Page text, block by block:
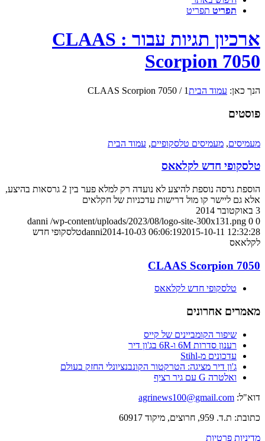
תפריט תפריט
ארכיון תגיות עבור : CLAAS
Scorpion 7050
הנך כאן: עמוד הבית1
/
CLAAS Scorpion 7050
פוסטים
מעמיסים, מעמיסים טלסקופיים, עמוד הבית
טלסקופי חדש לקלאאס
הוספת גרסה נוספת להיצע לא נועדה רק למלא פער בין 2 גרסאות בהיצע,
אלא גם ליישר קו מול דרישות עדכניות של חקלאים
3 באוקטובר 2014
0
0
danni /wp-content/uploads/2023/08/logo-site-300x131.png
danni2014-10-03 06:06:192015-10-11 12:32:28
טלסקופי חדש
לקלאאס
CLAAS Scorpion 7050
טלסקופי חדש לקלאאס
מאמרים אחרונים
שיפור הקומביינים של קייס
רענון סדרות 6M ו-6R בג'ון דיר
עדכונים מ-Stihl
ג'ון דיר מציגה: הטרקטור הקונבנציונלי החזק בעולם
ואלטרה G עם גיר רציף
דוא"ל: agrinews100@gmail.com
כתובת: ת.ד. 959, חרוצים, מיקוד 60917
מדיניות פרטיות